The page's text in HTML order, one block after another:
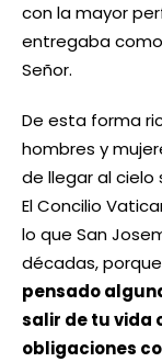
con la mayor
entregaba
Señor.
De esta forma
hombres y
de llegar al
El Concilio
lo que San
décadas,
pensado
salir de tu vida
obligaciones